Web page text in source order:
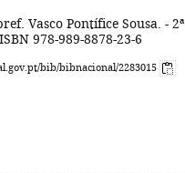
Vasco Pontífice Sousa. -
978-989-8878-23-6
bib/bibnacional/2283015